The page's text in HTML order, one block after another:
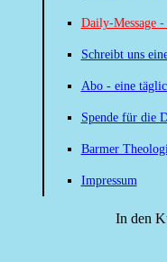
Daily-Message
Schreibt uns
Abo - eine
Spende für die
Barmer
Impressum
In den